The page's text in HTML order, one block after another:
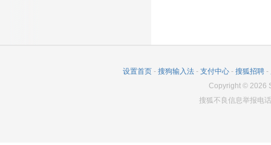
设置首页 - 搜狗输入法 - 支付中心 - 搜狐招聘 -
Copyright © 2026
搜狐不良信息举报电